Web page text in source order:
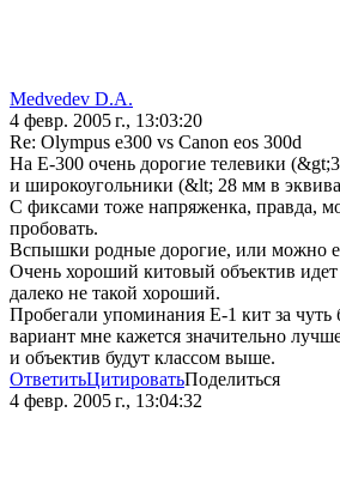
Medvedev D.A.
4 февр. 2005 г., 13:03:20
Re: Olympus e300 vs Canon eos 300d
На Е-300 очень дорогие телевики
и широкоугольники (&lt; 28 мм в
С фиксами тоже напряженка, правда,
пробовать.
Вспышки родные дорогие, или можно
Очень хороший китовый объектив
далеко не такой хороший.
Пробегали упоминания Е-1 кит за чуть
вариант мне кажется значительно
и объектив будут классом выше.
ОтветитьЦитироватьПоделиться
4 февр. 2005 г., 13:04:32